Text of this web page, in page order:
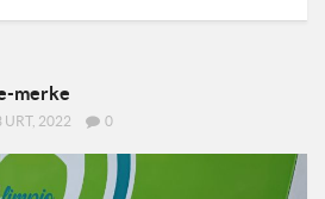
merke
URT, 2022 0